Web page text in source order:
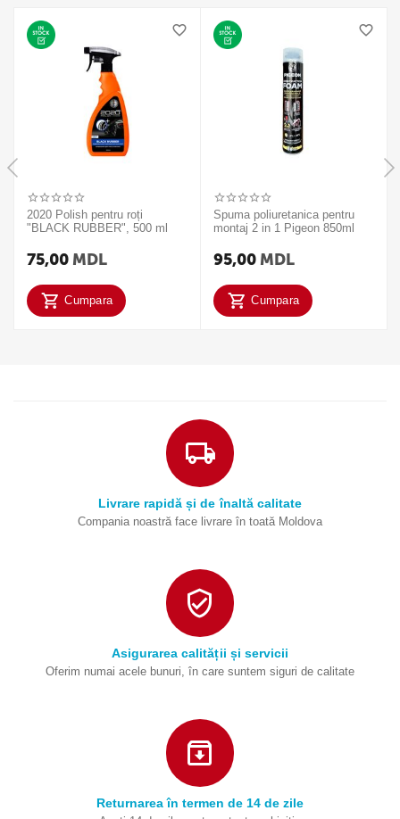
2020 Polish pentru roți
"BLACK RUBBER", 500 ml
75,00 MDL
Cumpara
Spuma poliuretanica pentru
montaj 2 in 1 Pigeon 850ml
95,00 MDL
Cumpara
Livrare rapidă și de înaltă calitate
Compania noastră face livrare în toată Moldova
Asigurarea calității și servicii
Oferim numai acele bunuri, în care suntem siguri de calitate
Returnarea în termen de 14 de zile